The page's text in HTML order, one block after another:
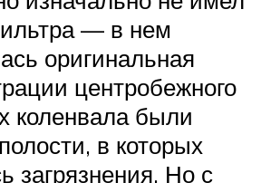
— в нем
оригинальная
центробежного
коленвала были
в которых
загрязнения. Но с